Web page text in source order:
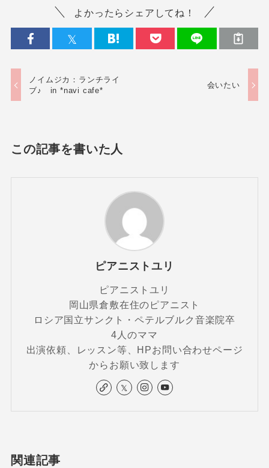
よかったらシェアしてね！
ノイムジカ：ランチライ
ブ♪ in *navi cafe*
会いたい
この記事を書いた人
ピアニストユリ
ピアニストユリ
岡山県倉敷在住のピアニスト
ロシア国立サンクト・ペテルブルク音楽院卒
4人のママ
出演依頼、レッスン等、HPお問い合わせページ
からお願い致します
関連記事